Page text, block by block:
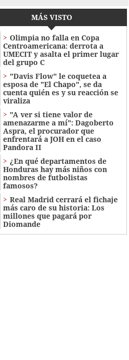
MÁS VISTO
Olimpia no falla en Copa
Centroamericana: derrota a
UMECIT y asalta el primer lugar
del grupo C
"Davis Flow" le coquetea a
esposa de "El Chapo", se da
cuenta quién es y su reacción se
viraliza
"A ver si tiene valor de
amenazarme a mí": Dagoberto
Aspra, el procurador que
enfrentará a JOH en el caso
Pandora II
¿En qué departamentos de
Honduras hay más niños con
nombres de futbolistas
famosos?
Real Madrid cerrará el fichaje
más caro de su historia: Los
millones que pagará por
Diomande